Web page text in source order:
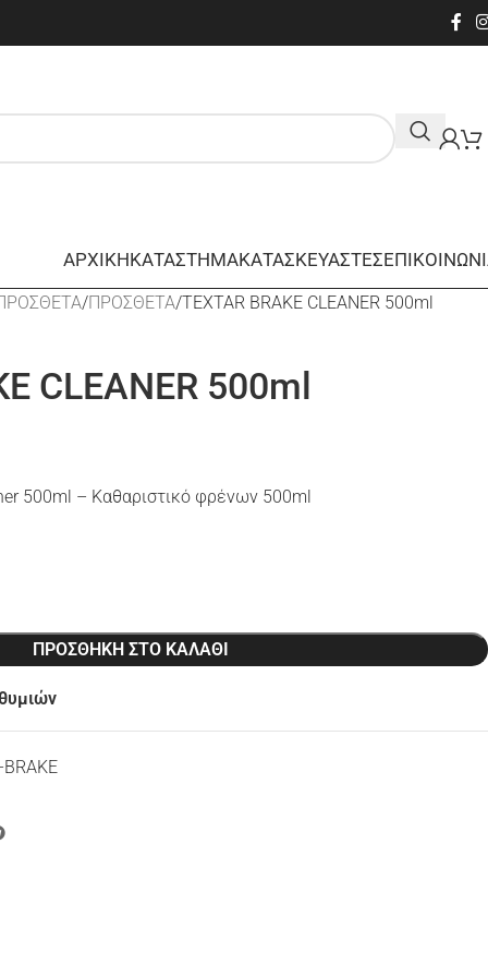
ΑΡΧΙΚΗΚΑΤΑΣΤΗΜΑΚΑΤΑΣΚΕΥΑΣΤΕΣ
ΠΡΟΣΘΕΤΑ TEXTAR BRAKE CLEANER 500ml
CLEANER 500ml
500ml – Καθαριστικό φρένων 500ml
ΠΡΟΣΘΉΚΗ ΣΤΟ ΚΑΛΆΘΙ